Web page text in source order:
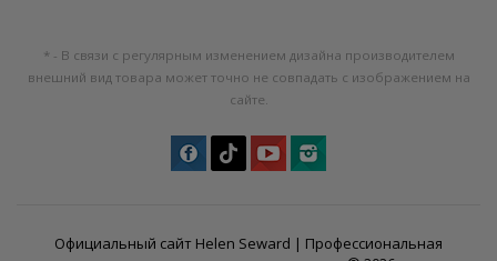
* - В связи с регулярным изменением дизайна производителем
внешний вид товара может точно не совпадать с изображением на
сайте.
Официальный сайт Helen Seward | Профессиональная